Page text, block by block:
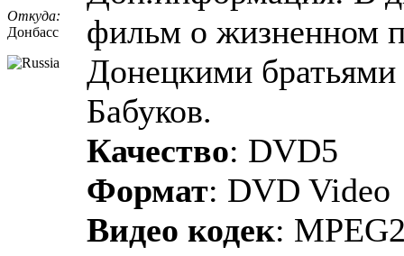
Откуда:
Донбасс
фильм о жизненном
Донецкими
Бабуков.
Качество: DVD5
Формат: DVD Video
Видео кодек: